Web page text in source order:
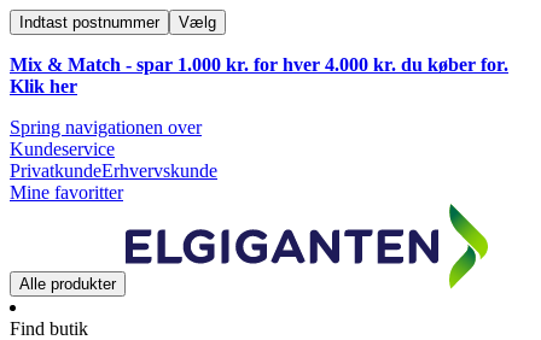
Indtast postnummer Vælg
Mix & Match - spar 1.000 kr. for hver 4.000 kr. du køber for.
Klik her
Spring navigationen over
Kundeservice
PrivatkundeErhvervskunde
Mine favoritter
Alle produkter
Find butik